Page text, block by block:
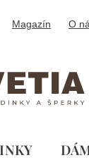
Magazín O